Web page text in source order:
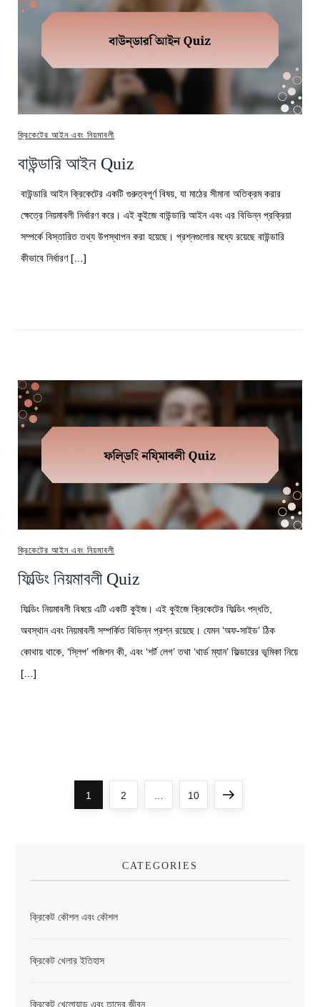
ক্রিকেটের আইন এবং নিয়মাবলী
বাউন্ডারি আইন Quiz
বাউন্ডারি আইন ক্রিকেটের একটি গুরুত্বপূর্ণ বিষয়, যা মাঠের সীমানা অতিক্রম করার
ক্ষেত্রে নিয়মাবলী নির্ধারণ করে। এই কুইজে বাউন্ডারি আইন এবং এর বিভিন্ন প্রক্রিয়া
সম্পর্কে বিস্তারিত তথ্য উপস্থাপন করা হয়েছে। প্রশ্নগুলোর মধ্যে রয়েছে বাউন্ডারি
কীভাবে নির্ধারণ […]
ক্রিকেটের আইন এবং নিয়মাবলী
ফিল্ডিং নিয়মাবলী Quiz
ফিল্ডিং নিয়মাবলী বিষয়ে এটি একটি কুইজ। এই কুইজে ক্রিকেটের ফিল্ডিং পদ্ধতি,
অবস্থান এবং নিয়মাবলী সম্পর্কিত বিভিন্ন প্রশ্ন রয়েছে। যেমন ‘অফ-সাইড’ ঠিক
কোথায় থাকে, ‘স্লিপ’ পজিশন কী, এবং ‘শর্ট লেগ’ তথা ‘থার্ড ম্যান’ ফিল্ডারের ভূমিকা নিয়ে
[…]
Page
1 Page
2 Page
10 Next
CATEGORIES
ক্রিকেট কৌশল এবং কৌশল
ক্রিকেট খেলার ইতিহাস
ক্রিকেট খেলোয়াড় এবং তাদের জীবন